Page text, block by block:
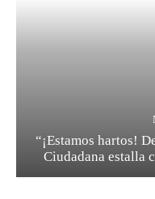
“¡Estamos hartos!
Ciudadana estalla